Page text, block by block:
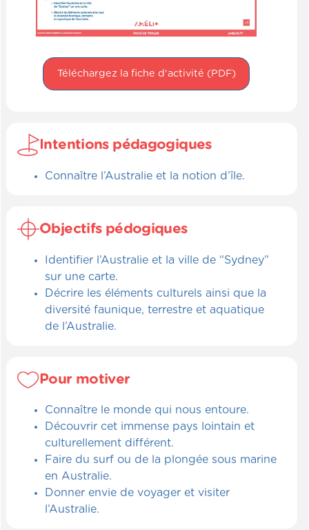
Téléchargez la fiche d'activité (PDF)
Intentions pédagogiques
Connaître l’Australie et la notion d’île.
Objectifs pédogiques
Identifier l’Australie et la ville de “Sydney”
sur une carte.
Décrire les éléments culturels ainsi que la
diversité faunique, terrestre et aquatique
de l’Australie.
Pour motiver
Connaître le monde qui nous entoure.
Découvrir cet immense pays lointain et
culturellement différent.
Faire du surf ou de la plongée sous marine
en Australie.
Donner envie de voyager et visiter
l’Australie.